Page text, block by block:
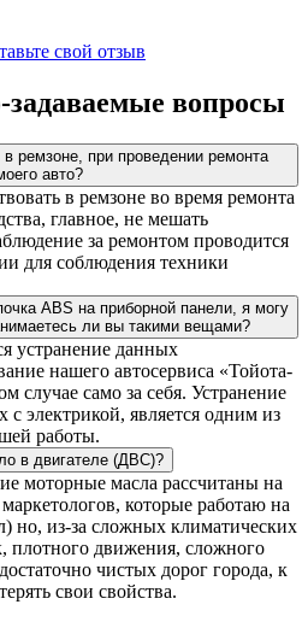
свой отзыв
вопросы
ремзоне, при проведении ремонта
авто?
в ремзоне во время ремонта
главное, не мешать
за ремонтом проводится
для соблюдения техники
ABS на приборной панели, я могу
ли вы такими вещами?
устранение данных
нашего автосервиса «Тойота-
случае само за себя. Устранение
с электрикой, является одним из
работы.
в двигателе (ДВС)?
моторные масла рассчитаны на
которые работаю на
но, из-за сложных климатических
плотного движения, сложного
чистых дорог города, к
свои свойства.